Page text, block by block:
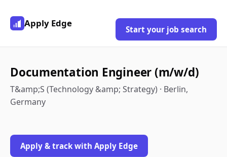
Apply Edge
Start your job search
Documentation Engineer (m/w/d)
T&amp;S (Technology &amp; Strategy) · Berlin,
Germany
Apply & track with Apply Edge